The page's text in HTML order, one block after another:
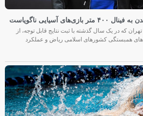
آسیایی ناگویاست
که در یک سال گذشته با ثبت نتایج قابل توجه، از
همبستگی کشورهای اسلامی ریاض و عملکرد